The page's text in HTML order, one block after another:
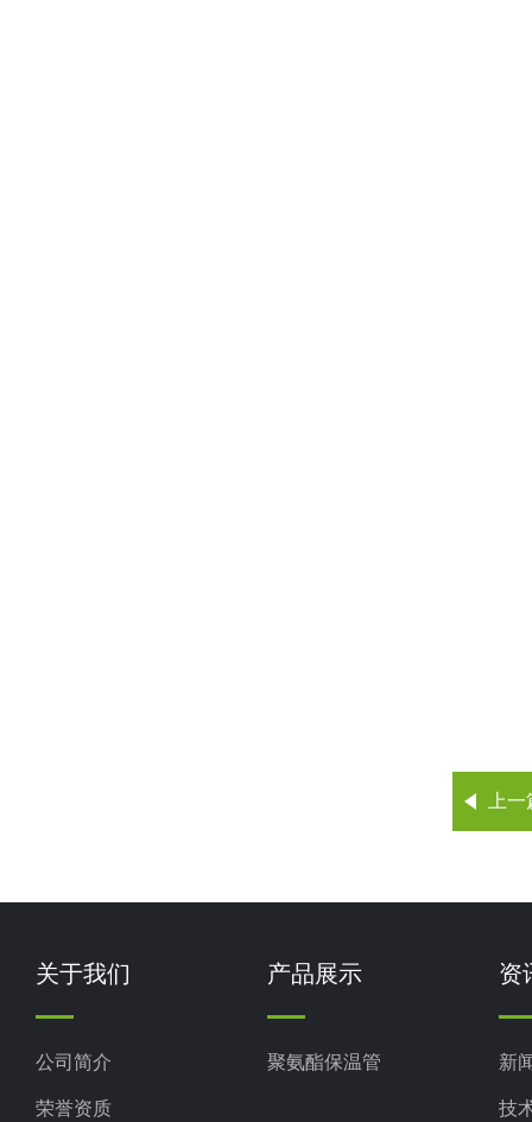
上
关于我们
公司简介
荣誉资质
产品展示
聚氨酯保温管
资
新
技